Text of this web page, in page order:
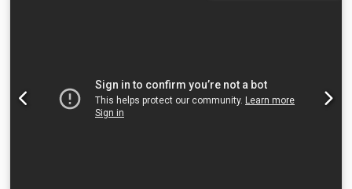
euros, valor líquido + 19% de IVA. ----Para mais
informações, por favor, contacte: Erik Kortum: WhatsApp ?
Todas as informações são fornecidas sem garantia e